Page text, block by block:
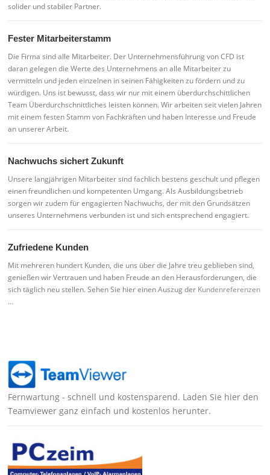
solider und stabiler Partner.
Fester Mitarbeiterstamm
Die Firma sind alle Mitarbeiter. Der Unternehmensführung von CFD ist
daran gelegen die Werte des Unternehmens an alle Mitarbeiter zu
vermitteln und jeden einzelnen in seinen Fähigkeiten zu fördern und zu
würdigen. Uns ist bewusst, dass wir nur mit einem überdurchschittlichen
Team Überdurchschnittliches leisten können. Wir arbeiten seit vielen Jahren
mit einem festen Stamm von Fachkräften und haben Interesse und Freude
an unserer Arbeit.
Nachwuchs sichert Zukunft
Unsere langjährigen Mitarbeiter sind fachlich bestens geschult und pflegen
einen freundlichen und kompetenten Umgang. Als Ausbildungsbetrieb
sorgen wir zudem für engagierten Nachwuchs, der mit den Grundsätzen
unseres Unternehmens verbunden ist und sich entsprechend engagiert.
Zufriedene Kunden
Mit mehreren hundert Kunden, die uns über die Jahre treu geblieben sind,
genießen wir Vertrauen und haben Freude an den Herausforderungen, die
sich täglich neu stellen. Sehen Sie hier einen Auszug der Kundenreferenzen
…
Fernwartung - schnell und kostensparend. Laden Sie hier den
Teamviewer ganz einfach und kostenlos herunter.